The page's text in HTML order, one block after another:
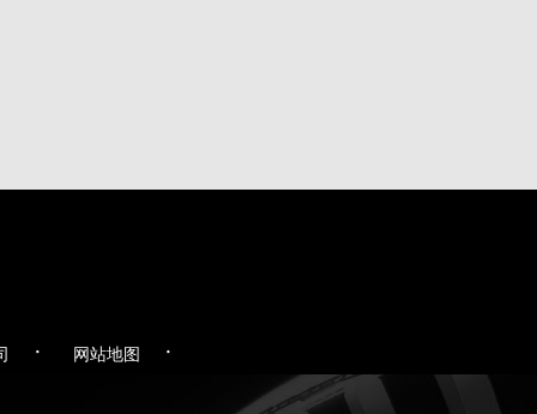
· 网站地图 ·